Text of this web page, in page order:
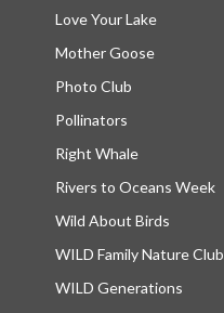
Love Your Lake
Mother Goose
Photo Club
Pollinators
Right Whale
Rivers to Oceans Week
Wild About Birds
WILD Family Nature Club
WILD Generations